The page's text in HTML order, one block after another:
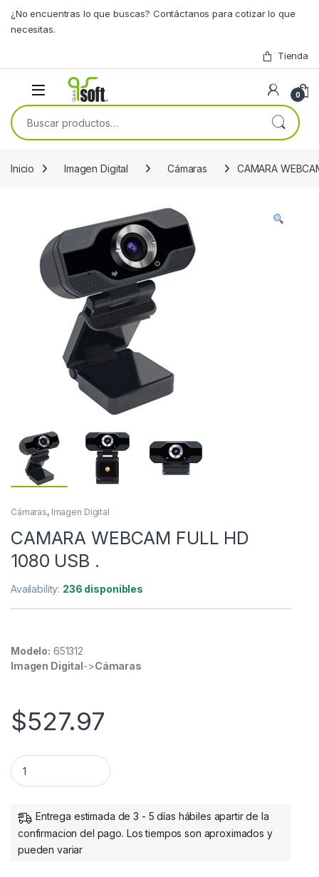
¿No encuentras lo que buscas? Contáctanos para cotizar lo que
necesitas.
Tienda
0
Buscar por:
Inicio Imagen Digital Cámaras CAMARA
Cámaras, Imagen Digital
CAMARA WEBCAM FULL HD
1080 USB .
Availability: 236 disponibles
Modelo: 651312
Imagen Digital ->Cámaras
$527.97
CAMARA WEBCAM FULL HD 1080 USB . quantity
Entrega estimada de 3 - 5 días hábiles apartir de la
confirmacion del pago. Los tiempos son aproximados y
pueden variar